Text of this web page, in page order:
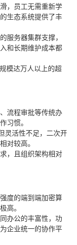
，员工无需重新学
生态系统提供了丰
服务器集群支撑，
和长期维护成本都
模达万人以上的超
流程审批等传统办
习惯。
灵活性不足，二次开
对较高。
，且组织架构相对
度的端到端加密算
高。
办公的丰富性，功
企业统一的协作平